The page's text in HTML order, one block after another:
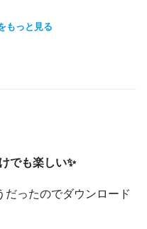
もっと見る
でも楽しい✨
だったのでダウンロード